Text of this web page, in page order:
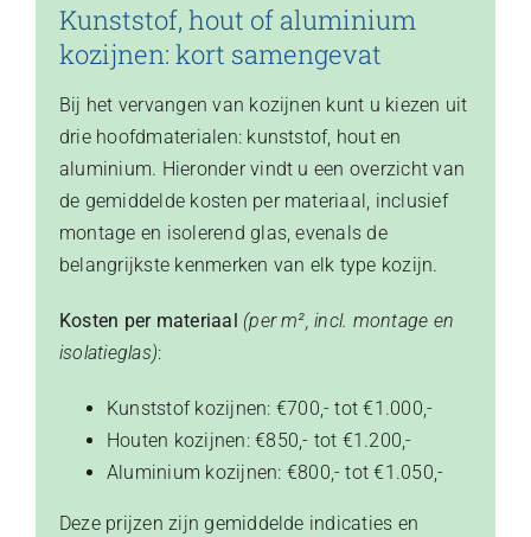
Kunststof, hout of aluminium
kozijnen: kort samengevat
Bij het vervangen van kozijnen kunt u kiezen uit
drie hoofdmaterialen: kunststof, hout en
aluminium. Hieronder vindt u een overzicht van
de gemiddelde kosten per materiaal, inclusief
montage en isolerend glas, evenals de
belangrijkste kenmerken van elk type kozijn.​
Kosten per materiaal (per m², incl. montage en
isolatieglas):
Kunststof kozijnen: €700,- tot €1.000,-
Houten kozijnen: €850,- tot €1.200,-
Aluminium kozijnen: €800,- tot €1.050,-
​Deze prijzen zijn gemiddelde indicaties en